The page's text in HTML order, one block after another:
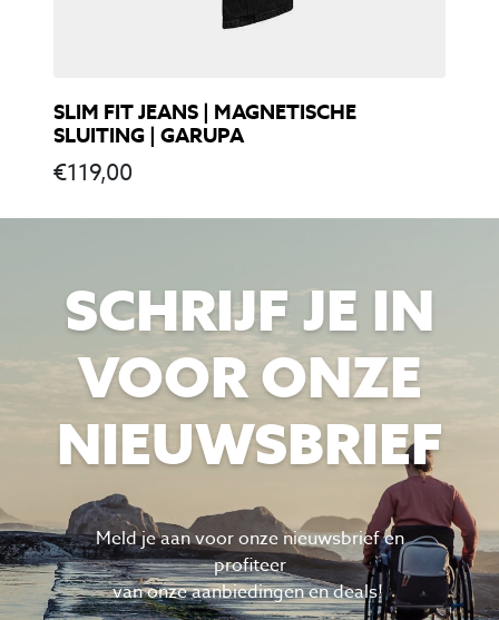
SLIM FIT JEANS | MAGNETISCHE
SLUITING | GARUPA
€119,00
SCHRIJF JE IN
VOOR ONZE
NIEUWSBRIEF
Meld je aan voor onze nieuwsbrief en
profiteer
vanonze aanbiedingen en deals!